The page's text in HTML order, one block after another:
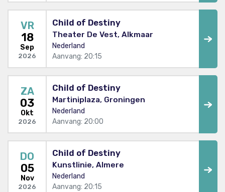
VR
18
Sep
2026
Child of Destiny
Theater De Vest, Alkmaar
Nederland
Aanvang: 20:15
ZA
03
Okt
2026
Child of Destiny
Martiniplaza, Groningen
Nederland
Aanvang: 20:00
DO
05
Nov
2026
Child of Destiny
Kunstlinie, Almere
Nederland
Aanvang: 20:15